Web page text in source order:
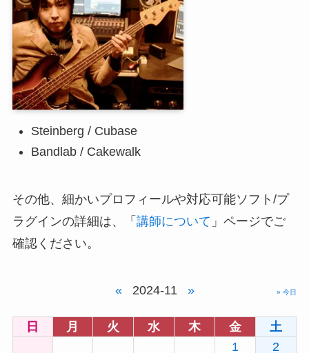
Steinberg / Cubase
Bandlab / Cakewalk
その他、細かいプロフィールや対応可能ソフト/プ
ラグインの詳細は、「 講師について 」ページでご
確認ください。
« 2024-11 » » 今日
日 月 火 水 木 金
土
1
2